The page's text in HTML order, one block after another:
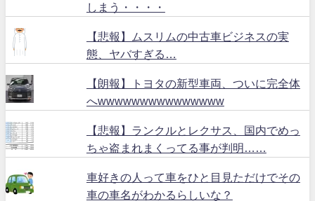
しまう・・・・
【悲報】ムスリムの中古車ビジネスの実
態、ヤバすぎる…
【朗報】トヨタの新型車両、ついに完全体
へwwwwwwwwwwwwwww
【悲報】ランクルとレクサス、国内でめっ
ちゃ盗まれまくってる事が判明……
車好きの人って車をひと目見ただけでその
車の車名がわかるらしいな？